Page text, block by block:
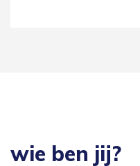
wie ben jij?